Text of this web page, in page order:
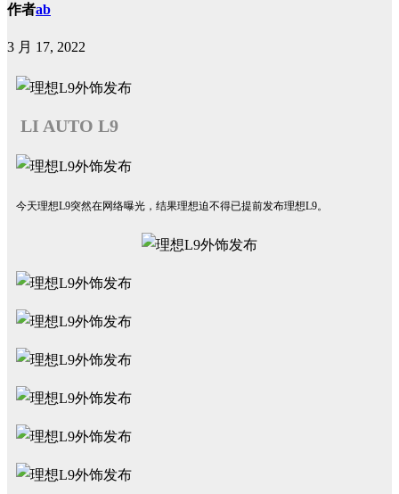
作者ab
3 月 17, 2022
LI AUTO L9
今天理想L9突然在网络曝光，结果理想迫不得已提前发布理想L9。